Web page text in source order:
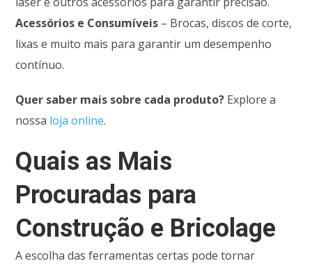
Acessórios e Consumíveis – Brocas, discos de corte,
lixas e muito mais para garantir um desempenho
contínuo.
Quer saber mais sobre cada produto? Explore a
nossa loja online.
Quais as Mais
Procuradas para
Construção e Bricolage
A escolha das ferramentas certas pode tornar